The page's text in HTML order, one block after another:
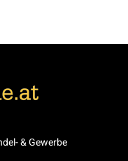
& Gewerbe